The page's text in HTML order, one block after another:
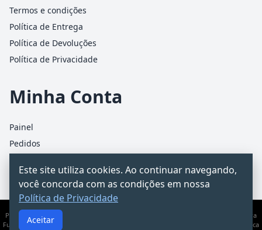
Termos e condições
Política de Entrega
Política de Devoluções
Política de Privacidade
Minha Conta
Painel
Pedidos
Carrinho
PCChacur Intermediação · CNPJ 31.928.499/0001-25 · Rua James Holland, 95 – Barra
Funda, São Paulo/SP · Documento informativo — não substitui consultoria jurídica
Este site utiliza cookies. Ao continuar navegando,
você concorda com as condições em nossa
Política de Privacidade
Aceitar